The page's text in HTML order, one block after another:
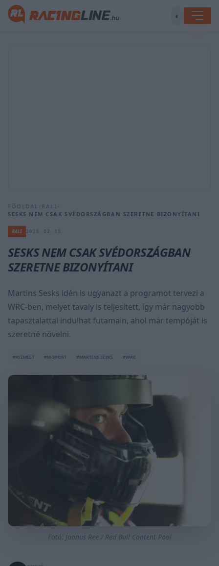
◐
FŐOLDAL RALI
SESKS NEM CSAK SVÉDORSZÁGBAN SZERETNE BIZONYÍTANI
RALI
SESKS NEM CSAK SVÉDORSZÁGBAN
SZERETNE BIZONYÍTANI
Martins Sesks idén is ugyanazt a programot tervezi a
WRC-ben, melyet tavaly is teljesített, így már nagyobb
tapasztalattal indulhat futamain, ahol már tempóját is
szeretné növelni.
#KIEMELT #M-SPORT #MARTINS SESKS #WRC
Fotó: Jaanus Ree / Red Bull Content Pool